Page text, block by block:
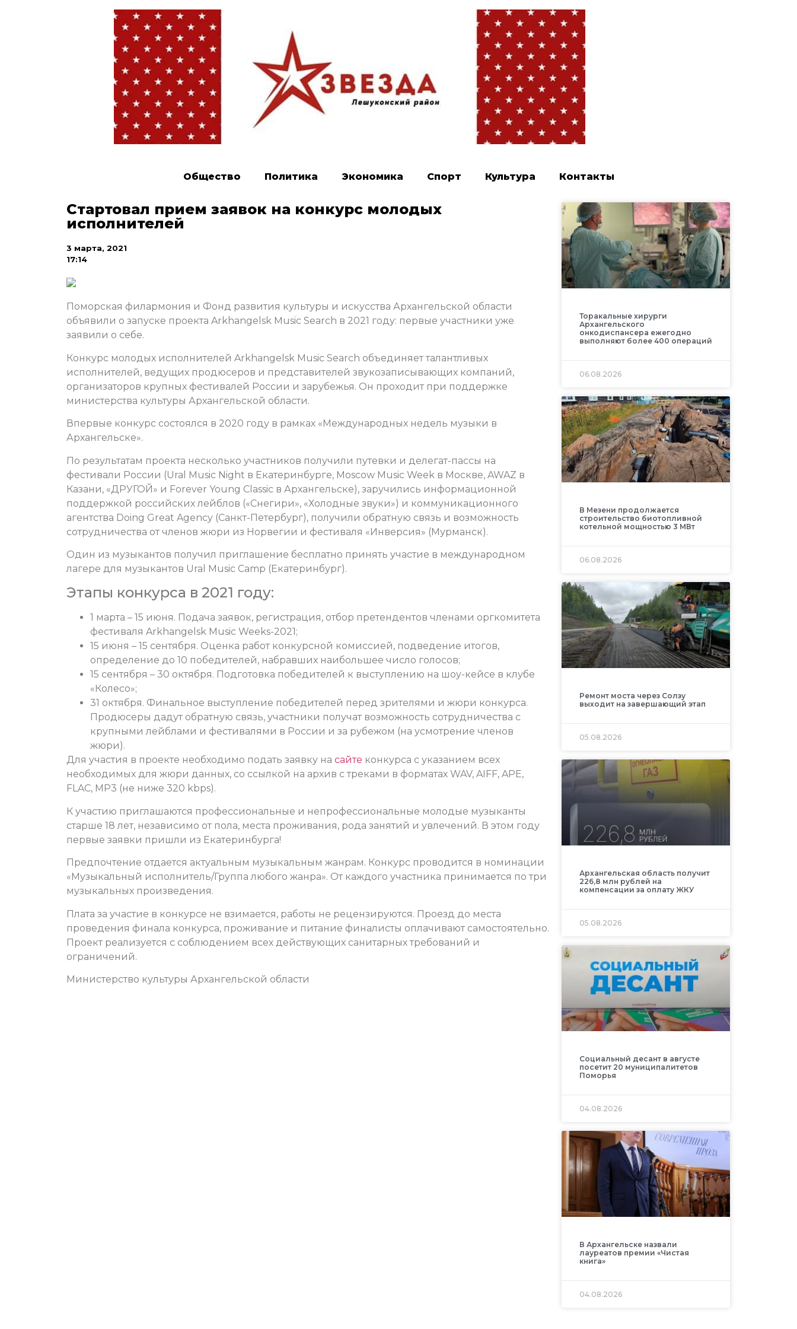
Общество Политика Экономика Спорт Культура Контакты
Стартовал прием заявок на конкурс молодых
исполнителей
3 марта, 2021
17:14
Поморская филармония и Фонд развития культуры и искусства Архангельской области
объявили о запуске проекта Arkhangelsk Music Search в 2021 году: первые участники уже
заявили о себе.
Конкурс молодых исполнителей Arkhangelsk Music Search объединяет талантливых
исполнителей, ведущих продюсеров и представителей звукозаписывающих компаний,
организаторов крупных фестивалей России и зарубежья. Он проходит при поддержке
министерства культуры Архангельской области.
Впервые конкурс состоялся в 2020 году в рамках «Международных недель музыки в
Архангельске».
По результатам проекта несколько участников получили путевки и делегат-пассы на
фестивали России (Ural Music Night в Екатеринбурге, Moscow Music Week в Москве, AWAZ в
Казани, «ДРУГОЙ» и Forever Young Classic в Архангельске), заручились информационной
поддержкой российских лейблов («Снегири», «Холодные звуки») и коммуникационного
агентства Doing Great Agency (Cанкт-Петербург), получили обратную связь и возможность
сотрудничества от членов жюри из Норвегии и фестиваля «Инверсия» (Мурманск).
Один из музыкантов получил приглашение бесплатно принять участие в международном
лагере для музыкантов Ural Music Camp (Екатеринбург).
Этапы конкурса в 2021 году:
1 марта – 15 июня. Подача заявок, регистрация, отбор претендентов членами оргкомитета
фестиваля Arkhangelsk Music Weeks-2021;
15 июня – 15 сентября. Оценка работ конкурсной комиссией, подведение итогов,
определение до 10 победителей, набравших наибольшее число голосов;
15 сентября – 30 октября. Подготовка победителей к выступлению на шоу-кейсе в клубе
«Колесо»;
31 октября. Финальное выступление победителей перед зрителями и жюри конкурса.
Продюсеры дадут обратную связь, участники получат возможность сотрудничества с
крупными лейблами и фестивалями в России и за рубежом (на усмотрение членов
жюри).
Для участия в проекте необходимо подать заявку на сайте конкурса с указанием всех
необходимых для жюри данных, со ссылкой на архив с треками в форматах WAV, AIFF, APE,
FLAC, MP3 (не ниже 320 kbps).
К участию приглашаются профессиональные и непрофессиональные молодые музыканты
старше 18 лет, независимо от пола, места проживания, рода занятий и увлечений. В этом году
первые заявки пришли из Екатеринбурга!
Предпочтение отдается актуальным музыкальным жанрам. Конкурс проводится в номинации
«Музыкальный исполнитель/Группа любого жанра». От каждого участника принимается по три
музыкальных произведения.
Плата за участие в конкурсе не взимается, работы не рецензируются. Проезд до места
проведения финала конкурса, проживание и питание финалисты оплачивают самостоятельно.
Проект реализуется с соблюдением всех действующих санитарных требований и
ограничений.
Министерство культуры Архангельской области
Торакальные хирурги
Архангельского
онкодиспансера ежегодно
выполняют более 400 операций
06.08.2026
В Мезени продолжается
строительство биотопливной
котельной мощностью 3 МВт
06.08.2026
Ремонт моста через Солзу
выходит на завершающий этап
05.08.2026
Архангельская область получит
226,8 млн рублей на
компенсации за оплату ЖКУ
05.08.2026
Социальный десант в августе
посетит 20 муниципалитетов
Поморья
04.08.2026
В Архангельске назвали
лауреатов премии «Чистая
книга»
04.08.2026